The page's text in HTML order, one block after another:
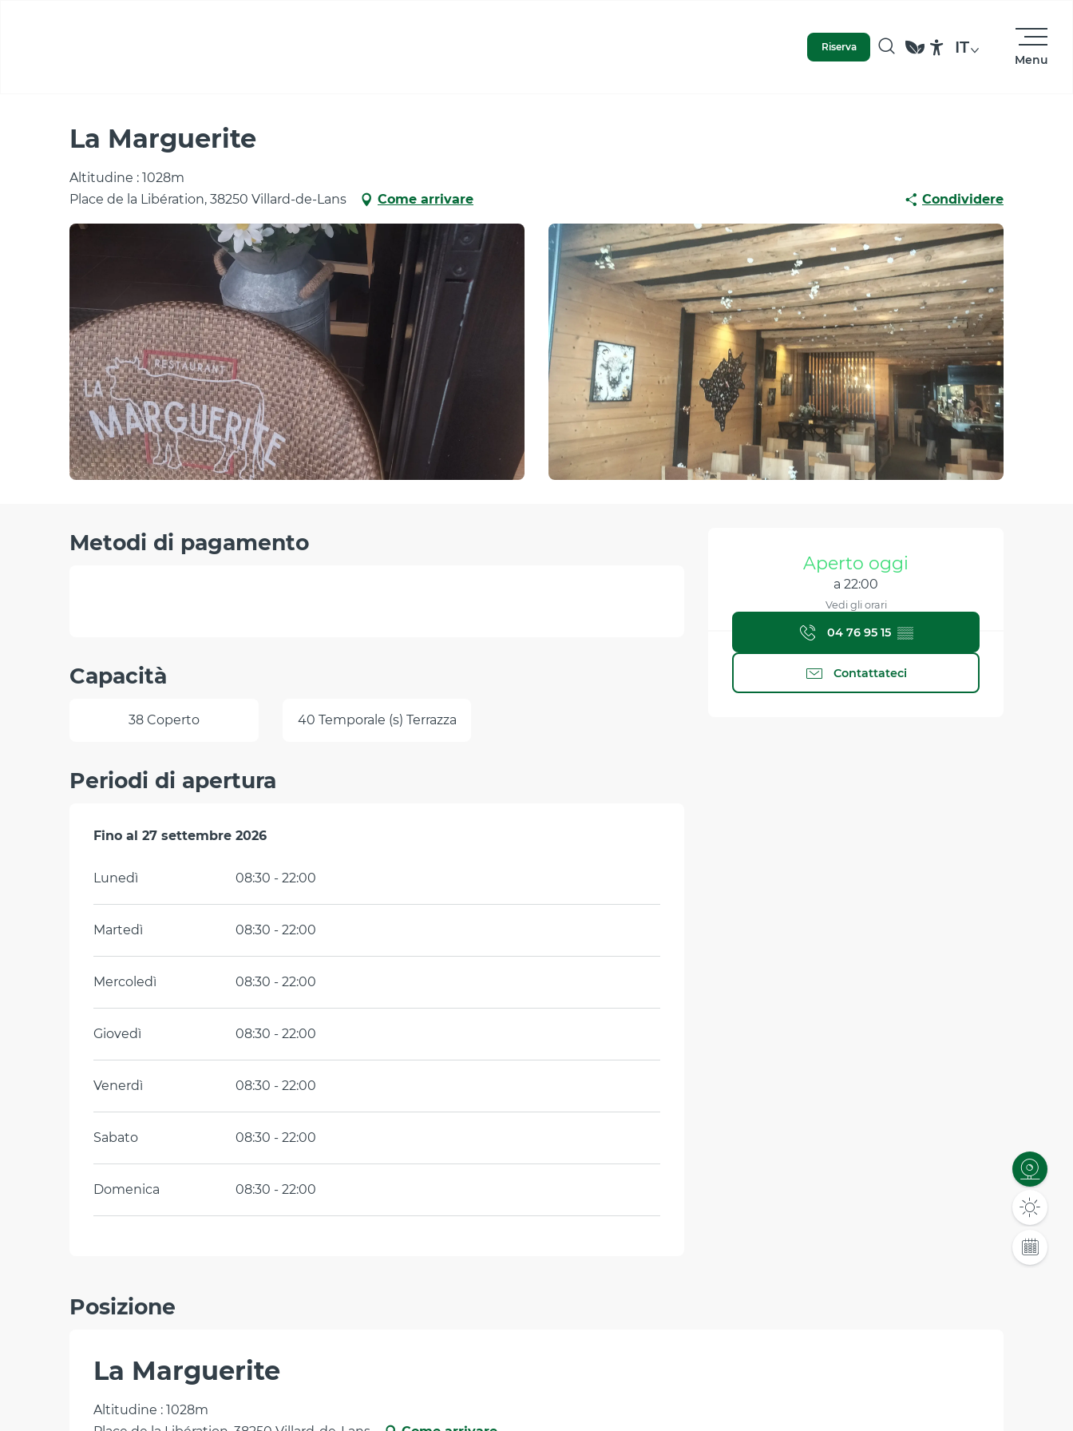
Menu
Riserva
Accessibilité
IT
La Marguerite
Altitudine : 1028m
Place de la Libération, 38250 Villard-de-Lans
Come arrivare Condividere
Orari e contatti
Aperto oggi
a 22:00
Vedi gli orari
04 76 95 15 ▒▒
Contattateci
Metodi di pagamento
Capacità
38 Coperto 40 Temporale (s) Terrazza
Periodi di apertura
Dal1 luglio 2026al27 settembre 2026
Fino al 27 settembre 2026
Lunedì 08:30 - 22:00
Martedì 08:30 - 22:00
Mercoledì 08:30 - 22:00
Giovedì 08:30 - 22:00
Venerdì 08:30 - 22:00
Sabato 08:30 - 22:00
Domenica 08:30 - 22:00
Posizione
La Marguerite
Altitudine : 1028m